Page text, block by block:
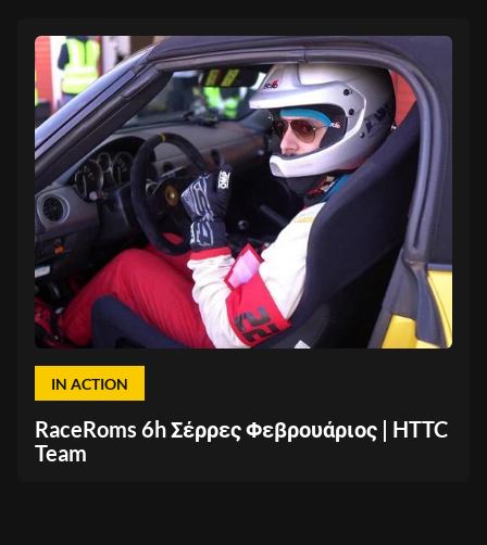
IN ACTION
RaceRoms 6h Σέρρες Φεβρουάριος | HTTC
Team